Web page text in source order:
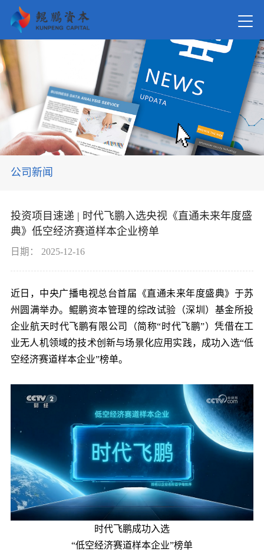
关于我
新闻资
党的建
联系我
公司新闻
投资项目速递 | 时代飞鹏入选央视《直通未来年度盛
典》低空经济赛道样本企业榜单
日期： 2025-12-16
近日，中央广播电视总台首届《直通未来年度盛典》于苏
州圆满举办。鲲鹏资本管理的综改试验（深圳）基金所投
企业航天时代飞鹏有限公司（简称“时代飞鹏”）凭借在工
业无人机领域的技术创新与场景化应用实践，成功入选“低
空经济赛道样本企业”榜单。
时代飞鹏成功入选
“低空经济赛道样本企业”榜单